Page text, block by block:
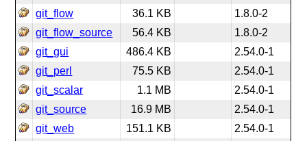
git_flow
36.1 KB
1.8.0-2
git_flow_source
56.4 KB
1.8.0-2
git_gui
486.4 KB
2.54.0-1
git_perl
75.5 KB
2.54.0-1
git_scalar
1.1 MB
2.54.0-1
git_source
16.9 MB
2.54.0-1
git_web
151.1 KB
2.54.0-1